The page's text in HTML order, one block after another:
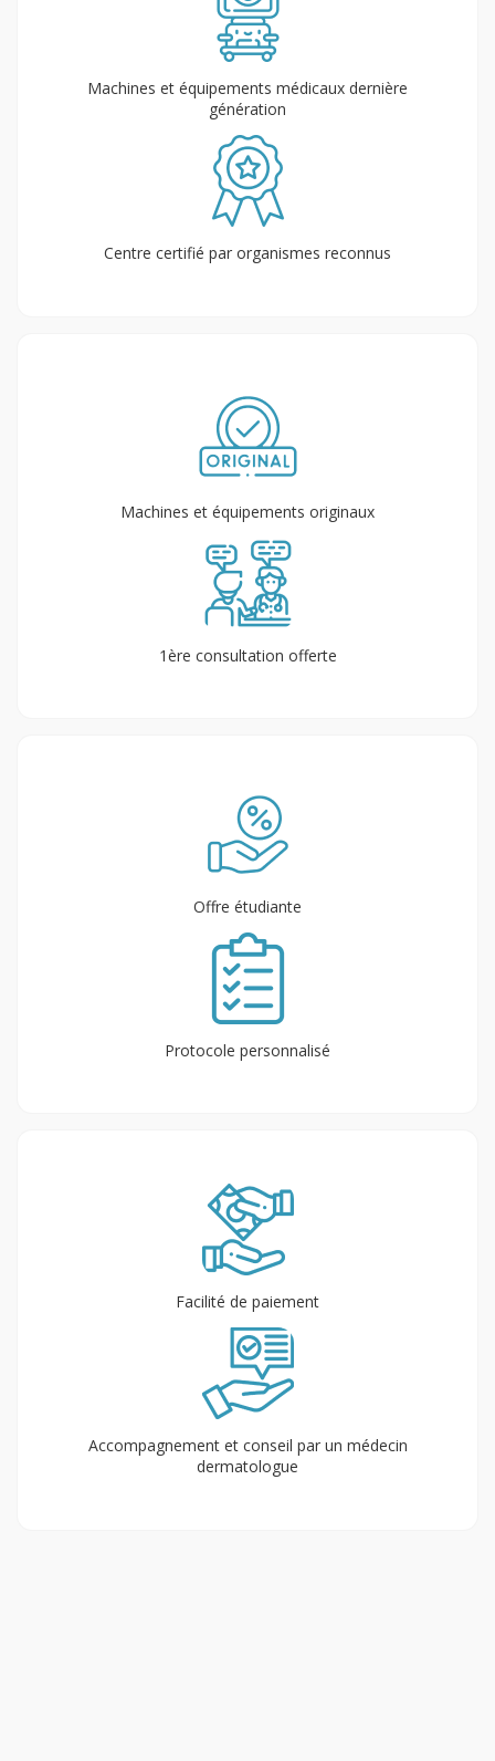
Machines et équipements médicaux dernière
génération
Centre certifié par organismes reconnus
Machines et équipements originaux
1ère consultation offerte
Offre étudiante
Protocole personnalisé
Facilité de paiement
Accompagnement et conseil par un médecin
dermatologue